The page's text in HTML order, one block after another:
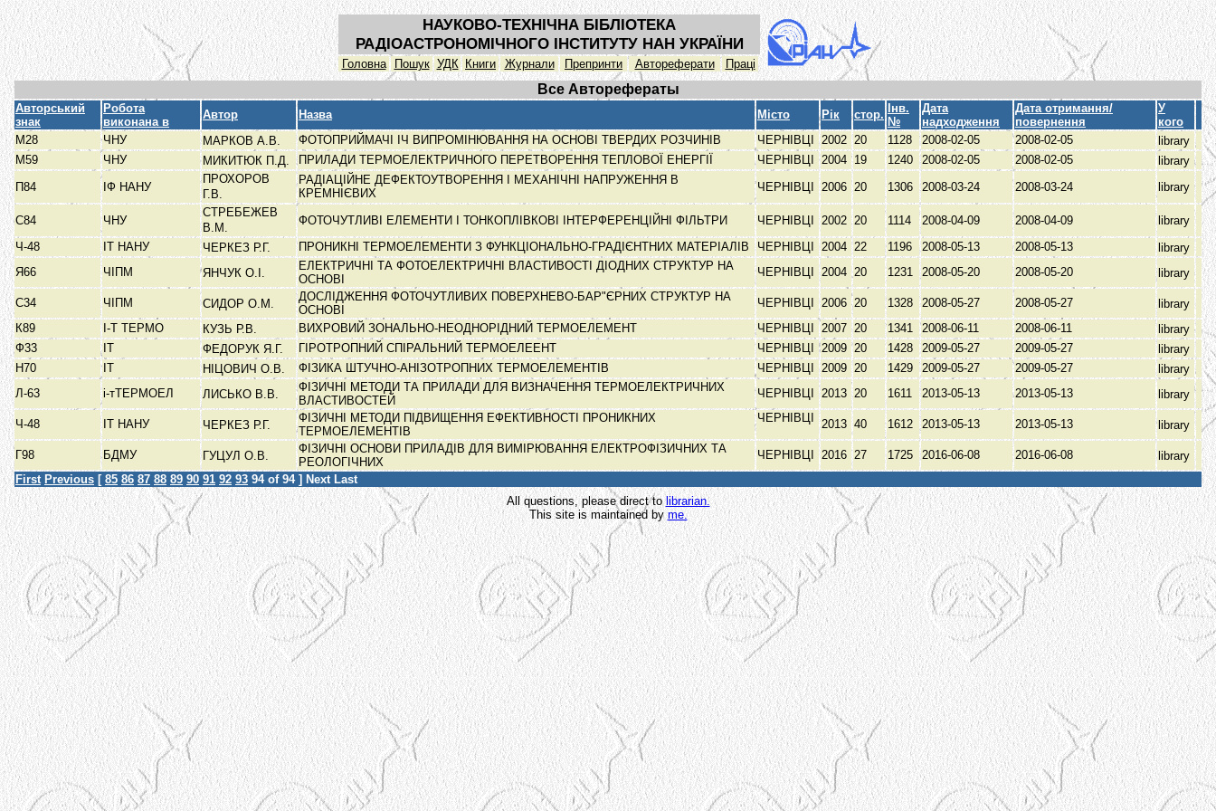
НАУКОВО-ТЕХНІЧНА БІБЛІОТЕКА
РАДІОАСТРОНОМІЧНОГО ІНСТИТУТУ НАН УКРАЇНИ
Головна Пошук УДК Книги Журнали Препринти Автореферати Праці
Все Авторефераты
Авторський
знак
Робота
виконана в
Автор Назва Місто Рік стор.
Інв.
№
Дата
надходження
Дата отримання/
повернення
У
кого
М28
ЧНУ МАРКОВ А.В. ФОТОПРИЙМАЧІ ІЧ ВИПРОМІНЮВАННЯ НА ОСНОВІ ТВЕРДИХ РОЗЧИНІВ ЧЕРНІВЦІ 2002 20 1128 2008-02-05 2008-02-05
library
М59
ЧНУ МИКИТЮК П.Д. ПРИЛАДИ ТЕРМОЕЛЕКТРИЧНОГО ПЕРЕТВОРЕННЯ ТЕПЛОВОЇ ЕНЕРГІЇ ЧЕРНІВЦІ 2004 19 1240 2008-02-05 2008-02-05
library
П84
ІФ НАНУ
ПРОХОРОВ
Г.В.
РАДІАЦІЙНЕ ДЕФЕКТОУТВОРЕННЯ І МЕХАНІЧНІ НАПРУЖЕННЯ В
КРЕМНІЄВИХ
ЧЕРНІВЦІ 2006 20 1306 2008-03-24 2008-03-24 library
С84 ЧНУ
СТРЕБЕЖЕВ
В.М.
ФОТОЧУТЛИВІ ЕЛЕМЕНТИ І ТОНКОПЛІВКОВІ ІНТЕРФЕРЕНЦІЙНІ ФІЛЬТРИ ЧЕРНІВЦІ 2002 20 1114 2008-04-09 2008-04-09
library
Ч-48
ІТ НАНУ ЧЕРКЕЗ Р.Г. ПРОНИКНІ ТЕРМОЕЛЕМЕНТИ З ФУНКЦІОНАЛЬНО-ГРАДІЄНТНИХ МАТЕРІАЛІВ ЧЕРНІВЦІ 2004 22 1196 2008-05-13 2008-05-13
library
Я66
ЧІПМ ЯНЧУК О.І.
ЕЛЕКТРИЧНІ ТА ФОТОЕЛЕКТРИЧНІ ВЛАСТИВОСТІ ДІОДНИХ СТРУКТУР НА
ОСНОВІ
ЧЕРНІВЦІ 2004 20 1231 2008-05-20 2008-05-20 library
С34 ЧІПМ СИДОР О.М.
ДОСЛІДЖЕННЯ ФОТОЧУТЛИВИХ ПОВЕРХНЕВО-БАР"ЄРНИХ СТРУКТУР НА
ОСНОВІ
ЧЕРНІВЦІ 2006 20 1328 2008-05-27 2008-05-27
library
К89
І-Т ТЕРМО КУЗЬ Р.В. ВИХРОВИЙ ЗОНАЛЬНО-НЕОДНОРІДНИЙ ТЕРМОЕЛЕМЕНТ ЧЕРНІВЦІ 2007 20 1341 2008-06-11 2008-06-11
library
Ф33
ІТ ФЕДОРУК Я.Г. ГІРОТРОПНИЙ СПІРАЛЬНИЙ ТЕРМОЕЛЕЕНТ ЧЕРНІВЦІ 2009 20 1428 2009-05-27 2009-05-27
library
Н70
ІТ НІЦОВИЧ О.В. ФІЗИКА ШТУЧНО-АНІЗОТРОПНИХ ТЕРМОЕЛЕМЕНТІВ ЧЕРНІВЦІ 2009 20 1429 2009-05-27 2009-05-27
library
Л-63
і-тТЕРМОЕЛ ЛИСЬКО В.В.
ФІЗИЧНІ МЕТОДИ ТА ПРИЛАДИ ДЛЯ ВИЗНАЧЕННЯ ТЕРМОЕЛЕКТРИЧНИХ
ВЛАСТИВОСТЕЙ
ЧЕРНІВЦІ 2013 20 1611 2013-05-13 2013-05-13 library
Ч-48 ІТ НАНУ ЧЕРКЕЗ Р.Г.
ФІЗИЧНІ МЕТОДИ ПІДВИЩЕННЯ ЕФЕКТИВНОСТІ ПРОНИКНИХ
ТЕРМОЕЛЕМЕНТІВ
ЧЕРНІВЦІ 2013 40 1612 2013-05-13 2013-05-13 library
Г98 БДМУ ГУЦУЛ О.В.
ФІЗИЧНІ ОСНОВИ ПРИЛАДІВ ДЛЯ ВИМІРЮВАННЯ ЕЛЕКТРОФІЗИЧНИХ ТА
РЕОЛОГІЧНИХ
ЧЕРНІВЦІ 2016 27 1725 2016-06-08 2016-06-08
library
First Previous [ 85 86 87 88 89 90 91 92 93 94of 94 ] Next Last
All questions, please direct tolibrarian.
This site is maintained by me.